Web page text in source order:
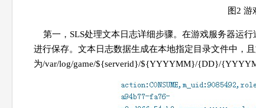
图2 游
第一，SLS处理文本日志详细步骤。在游戏服务器运
进行保存。文本日志数据生成在本地指定目录文件中，
为/var/log/game/${serverid}/${YYYYMM}/{DD}/